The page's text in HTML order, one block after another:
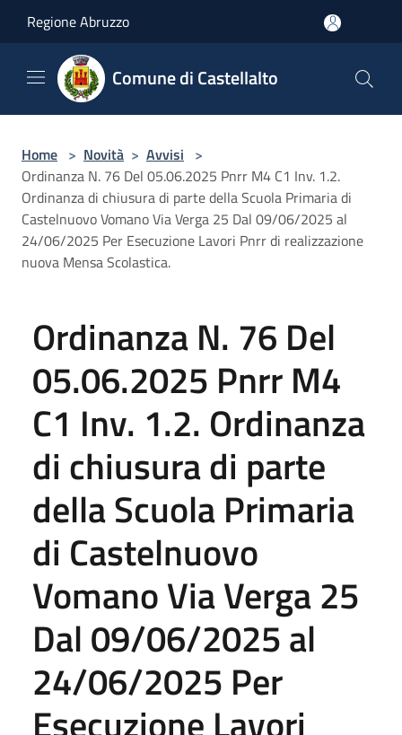
Regione Abruzzo
Comune di Castellalto
Home > Novità > Avvisi >
Ordinanza N. 76 Del 05.06.2025 Pnrr M4 C1 Inv. 1.2.
Ordinanza di chiusura di parte della Scuola Primaria di
Castelnuovo Vomano Via Verga 25 Dal 09/06/2025 al
24/06/2025 Per Esecuzione Lavori Pnrr di realizzazione
nuova Mensa Scolastica.
Ordinanza N. 76 Del
05.06.2025 Pnrr M4
C1 Inv. 1.2. Ordinanza
di chiusura di parte
della Scuola Primaria
di Castelnuovo
Vomano Via Verga 25
Dal 09/06/2025 al
24/06/2025 Per